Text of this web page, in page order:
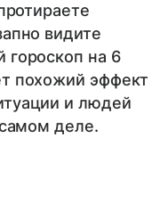
видите
гороскоп на 6
похожий эффект
и людей
деле.